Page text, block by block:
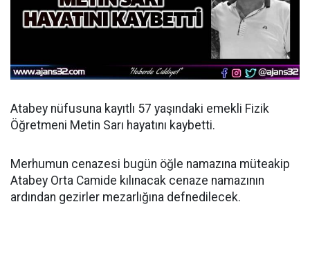
Atabey nüfusuna kayıtlı 57 yaşındaki emekli Fizik
Öğretmeni Metin Sarı hayatını kaybetti.
Merhumun cenazesi bugün öğle namazına müteakip
Atabey Orta Camide kılınacak cenaze namazının
ardından gezirler mezarlığına defnedilecek.